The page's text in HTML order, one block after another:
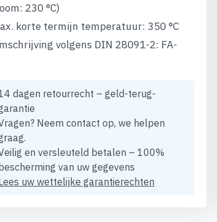
230 °C)
korte termijn temperatuur: 350 °C
volgens DIN 28091-2: FA-
dagen retourrecht – geld-terug-
Neem contact op, we helpen
en versleuteld betalen – 100%
bescherming van uw gegevens
uw wettelijke garantierechten